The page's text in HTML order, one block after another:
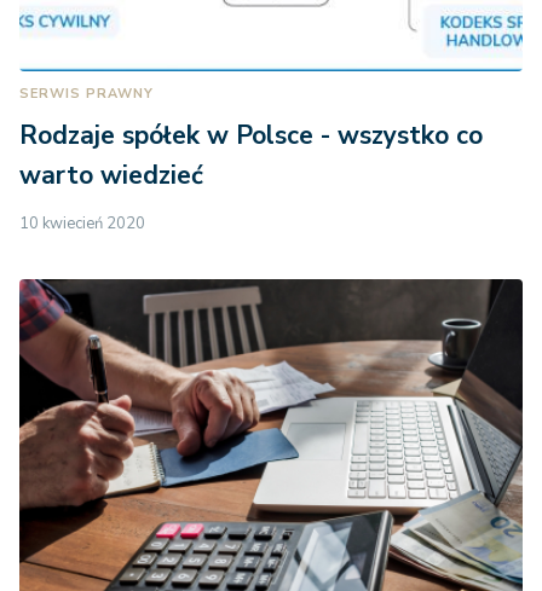
SERWIS PRAWNY
Rodzaje spółek w Polsce - wszystko co
warto wiedzieć
10 kwiecień 2020